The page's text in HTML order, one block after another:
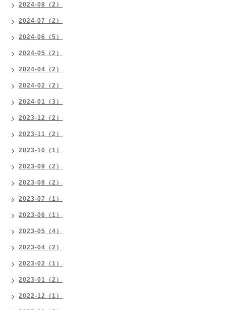
2024-08（2）
2024-07（2）
2024-06（5）
2024-05（2）
2024-04（2）
2024-02（2）
2024-01（3）
2023-12（2）
2023-11（2）
2023-10（1）
2023-09（2）
2023-08（2）
2023-07（1）
2023-06（1）
2023-05（4）
2023-04（2）
2023-02（1）
2023-01（2）
2022-12（1）